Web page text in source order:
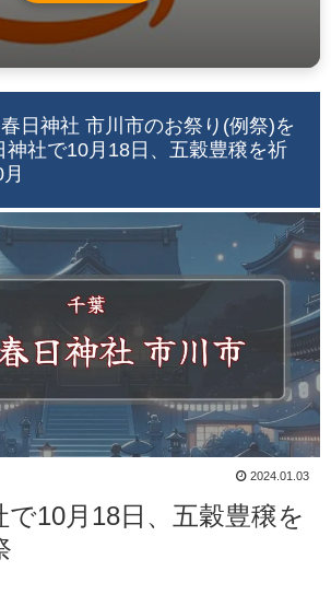
春日神社 市川市のお祭り(例祭)を
神社で10月18日、五穀豊穣を祈
2024.01.03
で10月18日、五穀豊穣を